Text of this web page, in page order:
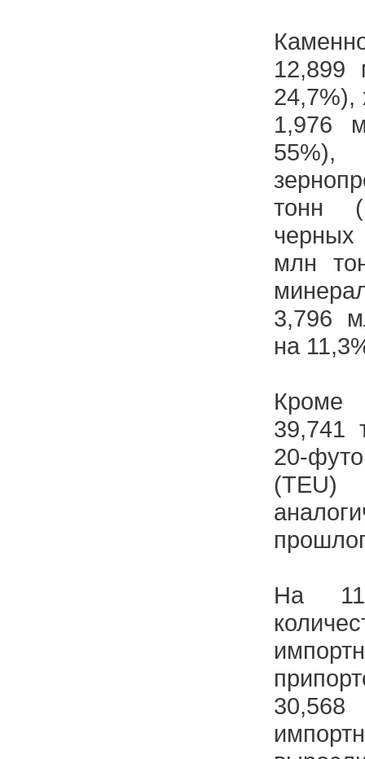
12,899
24,7%),
1,976
тонн
млн
3,796
на
Кроме
39,741
20-
На